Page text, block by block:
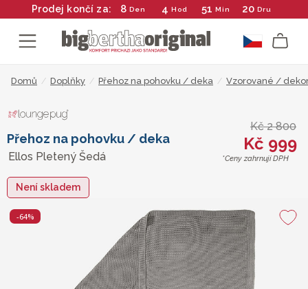
Prodej končí za: 8 Den 4 Hod 51 Min 19 Dru
Domů / Doplňky / Přehoz na pohovku / deka / Vzorované /
Přehoz na pohovku / deka
Ellos Pletený Šedá
Kč 2 800
Kč 999
*Ceny zahrnují DPH
Není skladem
-64%